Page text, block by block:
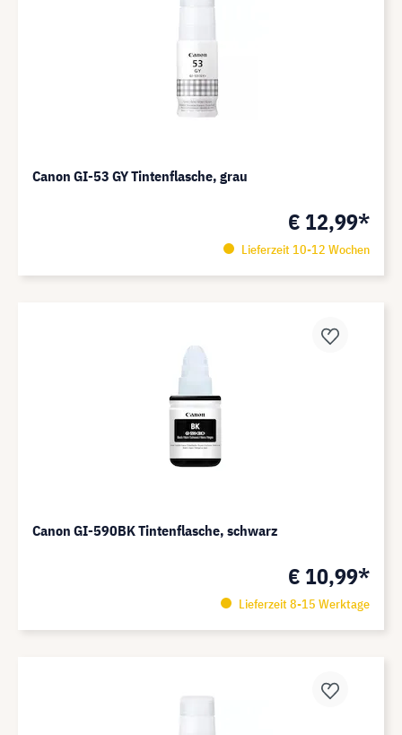
Canon GI-53 GY Tintenflasche, grau
€ 12,99*
Lieferzeit 10-12 Wochen
Canon GI-590BK Tintenflasche, schwarz
€ 10,99*
Lieferzeit 8-15 Werktage